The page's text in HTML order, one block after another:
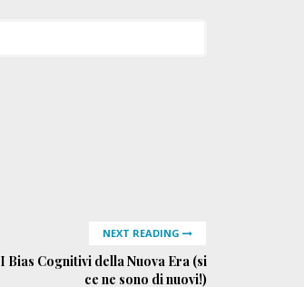
NEXT READING
I Bias Cognitivi della Nuova Era (si
ce ne sono di nuovi!)